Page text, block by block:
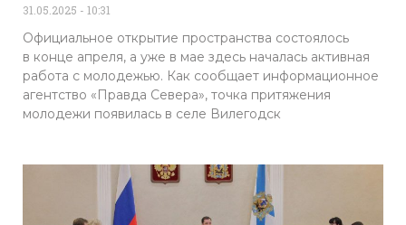
31.05.2025 10:31
Официальное открытие пространства состоялось
в конце апреля, а уже в мае здесь началась активная
работа с молодежью. Как сообщает информационное
агентство «Правда Севера», точка притяжения
молодежи появилась в селе Вилегодск